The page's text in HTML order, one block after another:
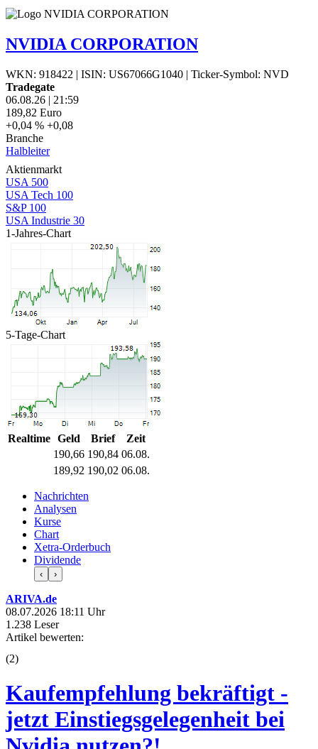
NVIDIA CORPORATION
WKN: 918422 | ISIN: US67066G1040 | Ticker-Symbol: NVD
Tradegate
06.08.26 | 21:59
189,82 Euro
+0,04 % +0,08
Branche
Halbleiter
Aktienmarkt
USA 500
USA Tech 100
S&P 100
USA Industrie 30
1-Jahres-Chart
5-Tage-Chart
Realtime Geld Brief
Zeit
190,66 190,84 06.08.
189,92 190,02 06.08.
Nachrichten
Analysen
Kurse
Chart
Xetra-Orderbuch
Dividende
‹ ›
ARIVA.de
08.07.2026 18:11 Uhr
1.238 Leser
Artikel bewerten:
(2)
Kaufempfehlung bekräftigt -
jetzt Einstiegsgelegenheit bei